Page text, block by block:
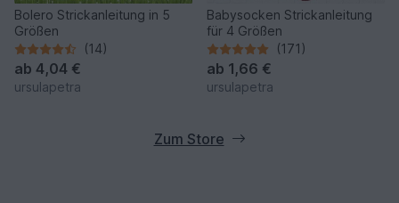
Bolero Strickanleitung in 5
Größen
(14)
ab 4,04 €
ursulapetra
Babysocken Strickanleitung
für 4 Größen
(171)
ab 1,66 €
ursulapetra
Zum Store